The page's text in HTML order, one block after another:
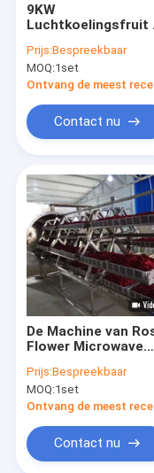
Producten
Over ons
Fabrieksreis
nieuws
Alle Gevallen
9KW
Luchtkoelingsfruit
Vacuümmicrogolf
Droogoven
Prijs:Bespreekbaar
MOQ:1set
Ontvang de meest
Contact nu
De Machine van
Flower Microwave
Oven Spices
Dryer Oven
Prijs:Bespreekbaar
MOQ:1set
Ontvang de meest
Contact nu